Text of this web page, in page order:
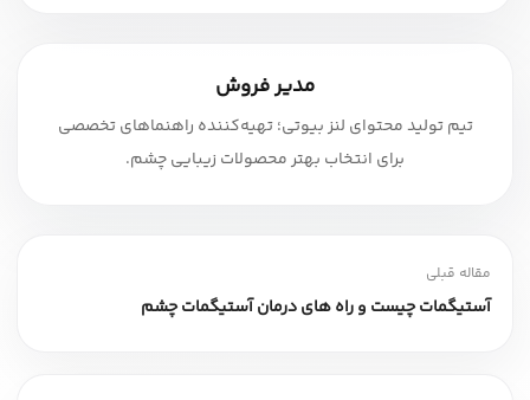
مدیر فروش
تیم تولید محتوای لنز بیوتی؛ تهیه‌کننده راهنماهای تخصصی
برای انتخاب بهتر محصولات زیبایی چشم.
مقاله قبلی
آستیگمات چیست و راه های درمان آستیگمات چشم